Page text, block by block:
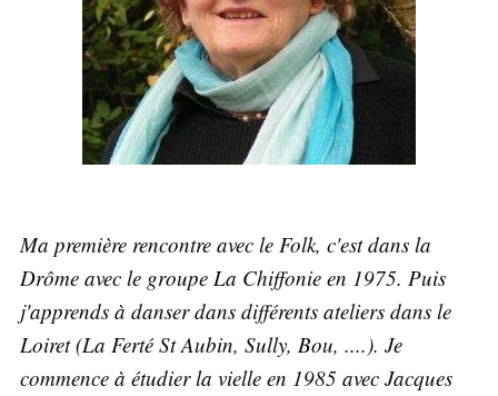
Ma première rencontre avec le Folk, c'est dans la
Drôme avec le groupe La Chiffonie en 1975. Puis
j'apprends à danser dans différents ateliers dans le
Loiret (La Ferté St Aubin, Sully, Bou, ....). Je
commence à étudier la vielle en 1985 avec Jacques